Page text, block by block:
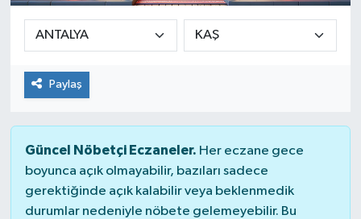
Paylaş
Güncel Nöbetçi Eczaneler. Her eczane gece
boyunca açık olmayabilir, bazıları sadece
gerektiğinde açık kalabilir veya beklenmedik
durumlar nedeniyle nöbete gelemeyebilir. Bu